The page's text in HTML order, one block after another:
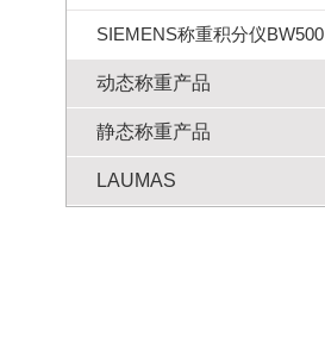
SIEMENS称重积分仪BW500
动态称重产品
静态称重产品
LAUMAS